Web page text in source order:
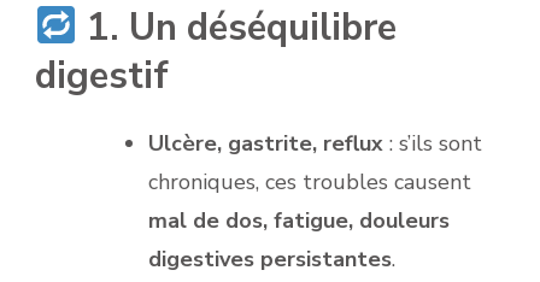
1. Un déséquilibre
digestif
Ulcère, gastrite, reflux : s’ils sont
chroniques, ces troubles causent
mal de dos, fatigue, douleurs
digestives persistantes.